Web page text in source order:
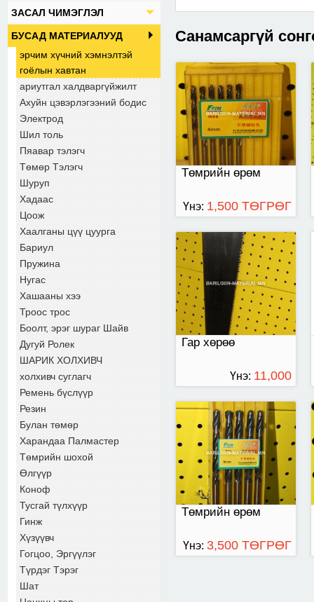
ЗАСАЛ ЧИМЭГЛЭЛ
БУСАД МАТЕРИАЛУУД
эрчим хүчний хэмнэлтэй
гоёлын хавтан
ариутгал халдваргүйжилт
Ахуйн цэвэрлэгээний бодис
Электрод
Шил толь
Пяавар тэлэгч
Төмөр Тэлэгч
Шуруп
Хадаас
Цоож
Хаалганы цүү цуурга
Бариул
Пружина
Нугас
Хашааны хээ
Троос трос
Боолт, эрэг шураг Шайв
Дугуй Ролек
ШАРИК ХОЛХИВЧ
холхивч суглагч
Ремень бүслүүр
Резин
Булан төмөр
Харандаа Палмастер
Төмрийн шохой
Өлгүүр
Коноф
Тусгай түлхүүр
Гинж
Хүзүүвч
Гогцоо, Эргүүлэг
Түрдэг Тэрэг
Шат
Санамсаргүй
Төмрийн өрөм
Үнэ: 1,500 ТӨГРӨГ
Гар хөрөө
20*/500мм-тэй
Үнэ: 11,000
ТӨГРӨГ
Төмрийн өрөм
9-мм
Үнэ: 3,500 ТӨГРӨГ